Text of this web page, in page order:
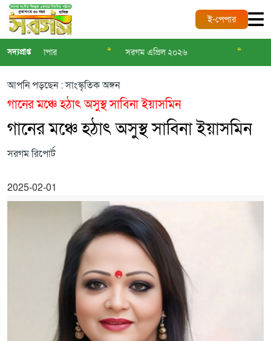
ই-পেপার
সদ্যপ্রাপ্ত
র‌্যাপার সরগম এপ্রিল ২০২৬ সরগম মার্চ-
আপনি পড়ছেন : সাংস্কৃতিক অঙ্গন
গানের মঞ্চে হঠাৎ অসুস্থ সাবিনা ইয়াসমিন
গানের মঞ্চে হঠাৎ অসুস্থ সাবিনা ইয়াসমিন
সরগম রিপোর্ট
2025-02-01